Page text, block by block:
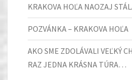
KRAKOVA HOĽA NAOZAJ
POZVÁNKA – KRAKOVA HOĽA
AKO SME ZDOLÁVALI VEĽKÝ
RAZ JEDNA KRÁSNA TÚRA…